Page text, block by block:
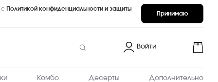
Принимаю
с Политикой конфиденциальности и защиты
Войти
Комбо Десерты Дополнительно